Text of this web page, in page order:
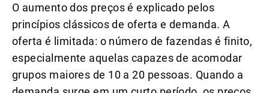
O aumento dos preços é explicado pelos
princípios clássicos de oferta e demanda. A
oferta é limitada: o número de fazendas é finito,
especialmente aquelas capazes de acomodar
grupos maiores de 10 a 20 pessoas. Quando a